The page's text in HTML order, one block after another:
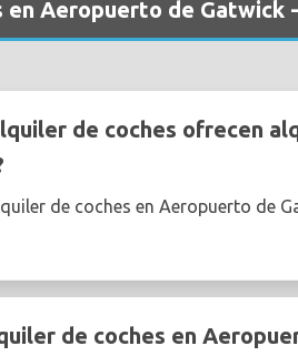
Aeropuerto de Gatwick
de coches ofrecen
de coches en Aeropuerto de
de coches en